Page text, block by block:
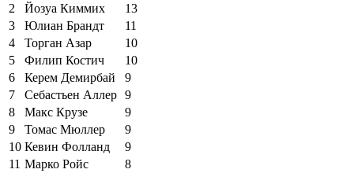
2
Йозуа Киммих
13
3
Юлиан Брандт
11
4
Торган Азар
10
5
Филип Костич
10
6
Керем Демирбай
9
7
Себастьен Аллер 9
8
Макс Крузе
9
9
Томас Мюллер
9
10 Кевин Фолланд
9
11 Марко Ройс
8